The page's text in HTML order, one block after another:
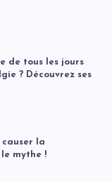
de tous les jours
? Découvrez ses
causer la
mythe !